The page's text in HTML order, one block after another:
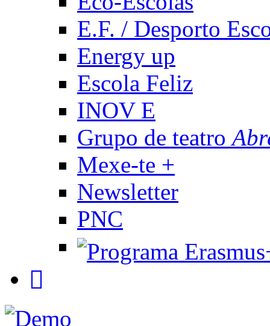
E.F. / Desporto
Energy up
Escola Feliz
INOV E
Grupo de teatro
Mexe-te +
Newsletter
PNC